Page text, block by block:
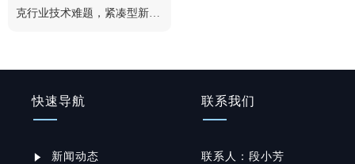
克行业技术难题，紧凑型新品
快速导航
新闻动态
联系我们
联系 人： 段小芳